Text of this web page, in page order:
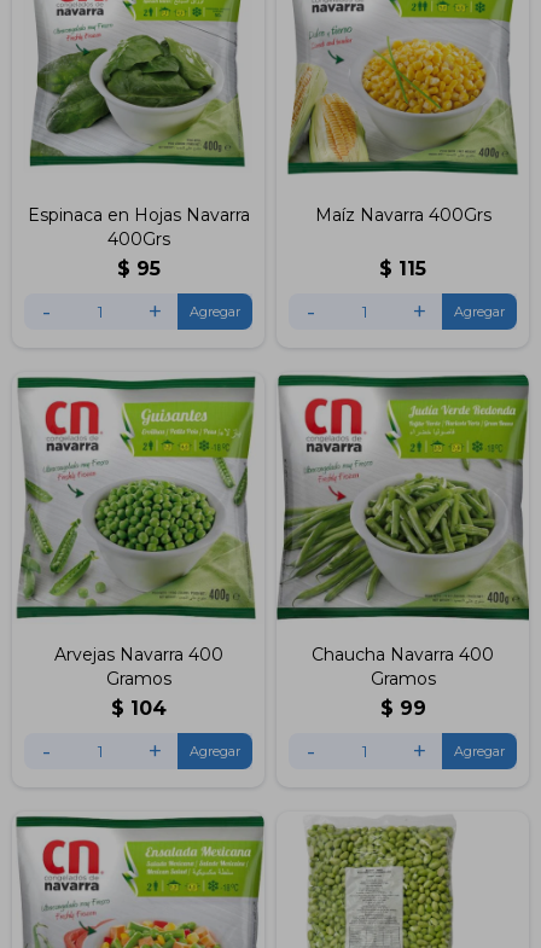
Espinaca en Hojas Navarra
400Grs
$ 95
- +
Maíz Navarra 400Grs
$ 115
- +
Arvejas Navarra 400
Gramos
$ 104
- +
Chaucha Navarra 400
Gramos
$ 99
- +